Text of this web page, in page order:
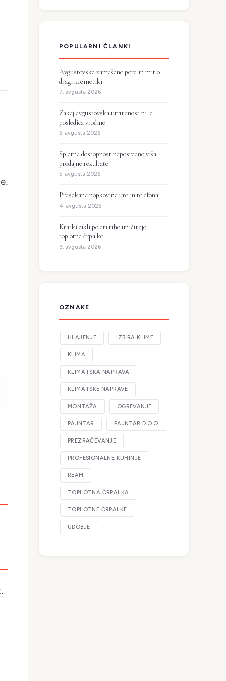
POPULARNI ČLANKI
Avgustovske zamašene pore in mit o
dragi kozmetiki
7. avgusta 2026
Zakaj avgustovska utrujenost ni le
posledica vročine
6. avgusta 2026
Spletna dostopnost neposredno viša
prodajne rezultate
5. avgusta 2026
Presekana popkovina ure in telefona
4. avgusta 2026
Kratki cikli poleti tiho uničujejo
toplotne črpalke
3. avgusta 2026
OZNAKE
HLAJENJE IZBIRA KLIME
KLIMA
KLIMATSKA NAPRAVA
KLIMATSKE NAPRAVE
MONTAŽA OGREVANJE
PAJNTAR PAJNTAR D.O.O.
PREZRAČEVANJE
PROFESIONALNE KUHINJE
REAM
TOPLOTNA ČRPALKA
TOPLOTNE ČRPALKE
UDOBJE